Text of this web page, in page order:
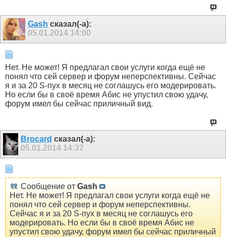
Gash сказал(-а):
05.01.2014 14:00
Нет. Не может! Я предлагал свои услуги когда ещё не
понял что сей сервер и форум неперспективны. Сейчас
я и за 20 S-пух в месяц не соглашусь его модерировать.
Но если бы в своё время Абис не упустил свою удачу,
форум имел бы сейчас приличный вид.
Brocard сказал(-а):
05.01.2014 14:37
Сообщение от Gash
Нет. Не может! Я предлагал свои услуги когда ещё не
понял что сей сервер и форум неперспективны.
Сейчас я и за 20 S-пух в месяц не соглашусь его
модерировать. Но если бы в своё время Абис не
упустил свою удачу, форум имел бы сейчас приличный